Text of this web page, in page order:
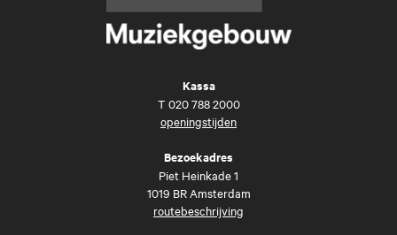
Kassa
T 020 788 2000
openingstijden
Bezoekadres
Piet Heinkade 1
1019 BR Amsterdam
routebeschrijving